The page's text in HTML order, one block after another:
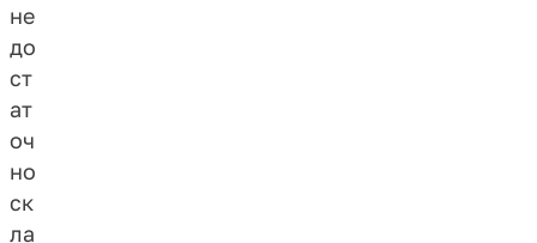
не
до
ст
ат
оч
но
ск
ла